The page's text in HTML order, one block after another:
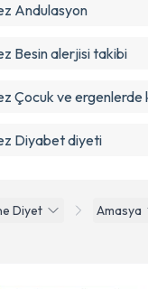
Diyet
Amasya
Andulasyon
Besin alerjisi takibi
Çocuk ve ergenlerde
Diyabet diyeti